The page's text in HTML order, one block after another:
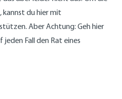
kannst du hier mit
Aber Achtung: Geh hier
Fall den Rat eines